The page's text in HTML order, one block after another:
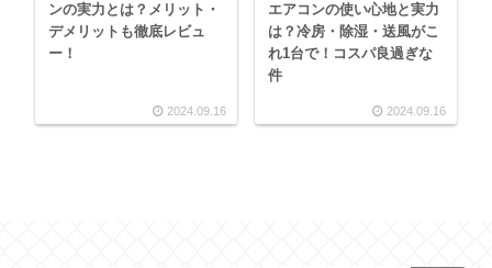
ンの実力とは？メリット・
デメリットも徹底レビュ
ー！
2024.09.16
エアコンの使い心地と実力
は？冷房・除湿・送風がこ
れ1台で！コスパ良過ぎな
件
2024.09.16